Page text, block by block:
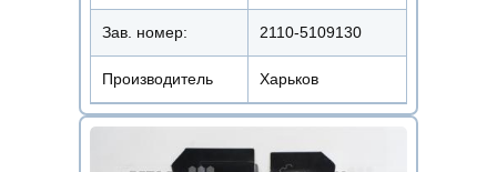
Зав. номер: 2110-5109130
Производитель Харьков